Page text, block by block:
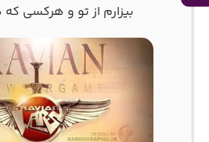
ﺑﻴﺰارم از ﺗﻮ و ﻫﺮﻛﺴﻰ